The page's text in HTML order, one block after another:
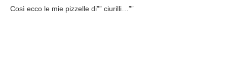
Così ecco le mie pizzelle di”” ciurilli…””